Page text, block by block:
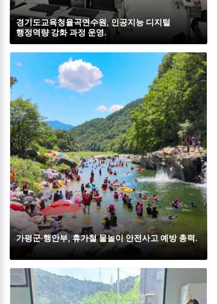
경기도교육청율곡연수원, 인공지능 디지털
행정역량 강화 과정 운영.
가평군·행안부, 휴가철 물놀이 안전사고 예방 총력.